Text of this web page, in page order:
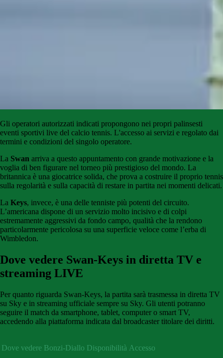
Gli operatori autorizzati indicati propongono nei propri palinsesti
eventi sportivi live del calcio tennis. L'accesso ai servizi e regolato dai
termini e condizioni del singolo operatore.
La Swan arriva a questo appuntamento con grande motivazione e la
voglia di ben figurare nel torneo più prestigioso del mondo. La
britannica è una giocatrice solida, che prova a costruire il proprio tennis
sulla regolarità e sulla capacità di restare in partita nei momenti delicati.
La Keys, invece, è una delle tenniste più potenti del circuito.
L’americana dispone di un servizio molto incisivo e di colpi
estremamente aggressivi da fondo campo, qualità che la rendono
particolarmente pericolosa su una superficie veloce come l’erba di
Wimbledon.
Dove vedere Swan-Keys in diretta TV e
streaming LIVE
Per quanto riguarda Swan-Keys, la partita sarà trasmessa in diretta TV
su Sky e in streaming ufficiale sempre su Sky. Gli utenti potranno
seguire il match da smartphone, tablet, computer o smart TV,
accedendo alla piattaforma indicata dal broadcaster titolare dei diritti.
Dove vedere Bonzi-Diallo Disponibilità Accesso